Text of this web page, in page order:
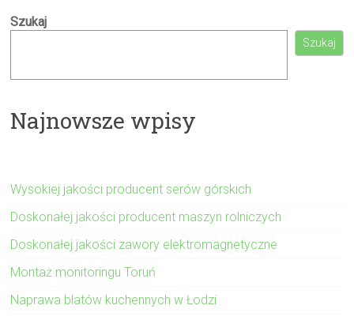
Szukaj
Szukaj
Najnowsze wpisy
Wysokiej jakości producent serów górskich
Doskonałej jakości producent maszyn rolniczych
Doskonałej jakości zawory elektromagnetyczne
Montaż monitoringu Toruń
Naprawa blatów kuchennych w Łodzi